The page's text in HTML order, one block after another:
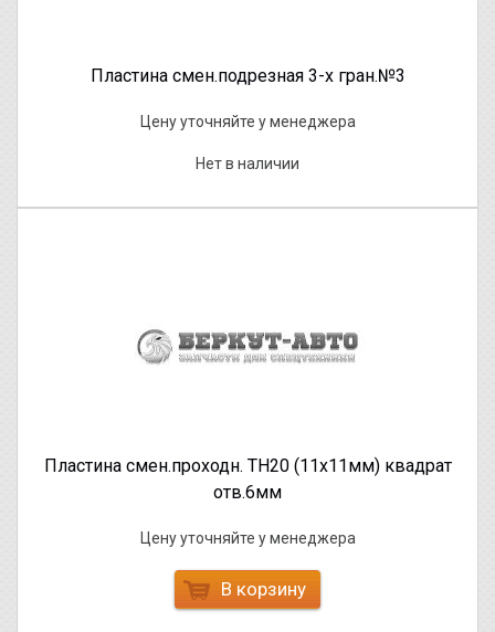
Пластина смен.подрезная 3-х гран.№3
Цену уточняйте у менеджера
Нет в наличии
Пластина смен.проходн. ТН20 (11х11мм) квадрат
отв.6мм
Цену уточняйте у менеджера
В корзину